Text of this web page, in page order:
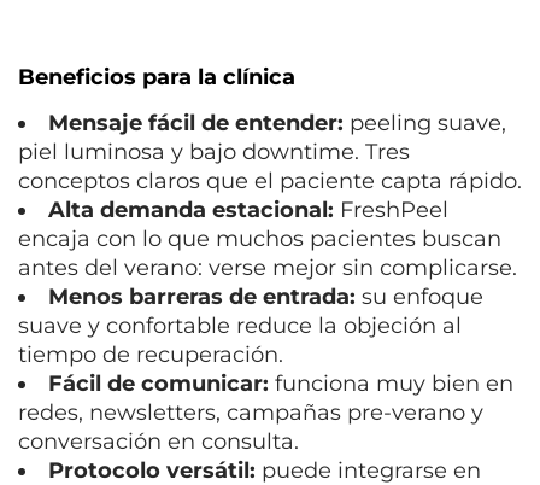
Beneficios para la clínica
Mensaje fácil de entender: peeling suave,
piel luminosa y bajo downtime. Tres
conceptos claros que el paciente capta rápido.
Alta demanda estacional: FreshPeel
encaja con lo que muchos pacientes buscan
antes del verano: verse mejor sin complicarse.
Menos barreras de entrada: su enfoque
suave y confortable reduce la objeción al
tiempo de recuperación.
Fácil de comunicar: funciona muy bien en
redes, newsletters, campañas pre-verano y
conversación en consulta.
Protocolo versátil: puede integrarse en